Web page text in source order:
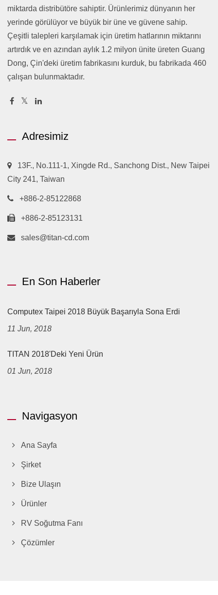
miktarda distribütöre sahiptir. Ürünlerimiz dünyanın her
yerinde görülüyor ve büyük bir üne ve güvene sahip.
Çeşitli talepleri karşılamak için üretim hatlarının miktarını
artırdık ve en azından aylık 1.2 milyon ünite üreten Guang
Dong, Çin'deki üretim fabrikasını kurduk, bu fabrikada 460
çalışan bulunmaktadır.
Adresimiz
13F., No.111-1, Xingde Rd., Sanchong Dist., New Taipei
City 241, Taiwan
+886-2-85122868
+886-2-85123131
sales@titan-cd.com
En Son Haberler
Computex Taipei 2018 Büyük Başarıyla Sona Erdi
11 Jun, 2018
TITAN 2018'deki Yeni Ürün
01 Jun, 2018
Navigasyon
Ana Sayfa
Şirket
Bize Ulaşın
Ürünler
RV Soğutma Fanı
Çözümler